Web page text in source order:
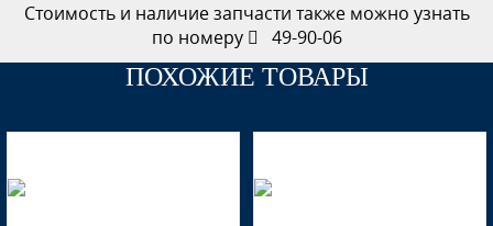
Стоимость и наличие запчасти также можно узнать
по номеру
49-90-06
ПОХОЖИЕ ТОВАРЫ